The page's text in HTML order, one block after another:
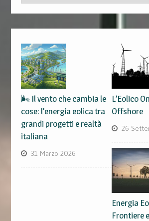
🌬️ Il vento che cambia le
cose: l’energia eolica tra
grandi progetti e realtà
italiana
31 Marzo 2026
L’Eolico
Offshore
26
Energia
Frontiere